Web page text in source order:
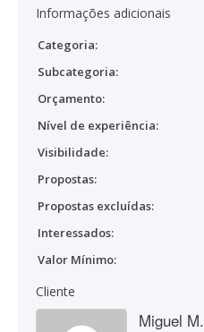
Informações adicionais
Categoria:
Subcategoria:
Orçamento:
Nível de experiência:
Visibilidade:
Propostas:
Propostas excluídas:
Interessados:
Valor Mínimo:
Cliente
Miguel M.